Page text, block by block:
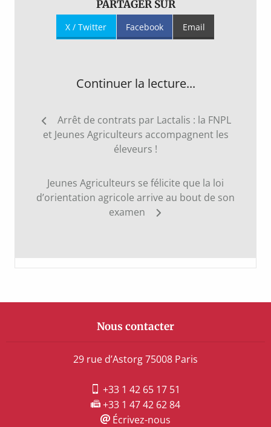
PARTAGER SUR
X / Twitter Facebook Email
Continuer la lecture...
Navigation
Arrêt de contrats par Lactalis : la FNPL
et Jeunes Agriculteurs accompagnent les
éleveurs !
Jeunes Agriculteurs se félicite que la loi
d’orientation agricole arrive au bout de son
examen
Nous contacter
29 rue d’Astorg 75008 Paris
+33 1 42 65 17 51
+33 1 47 42 62 84
Écrivez-nous